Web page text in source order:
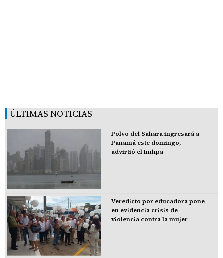
ÚLTIMAS NOTICIAS
Polvo del Sahara ingresará a
Panamá este domingo,
advirtió el Imhpa
Veredicto por educadora pone
en evidencia crisis de
violencia contra la mujer